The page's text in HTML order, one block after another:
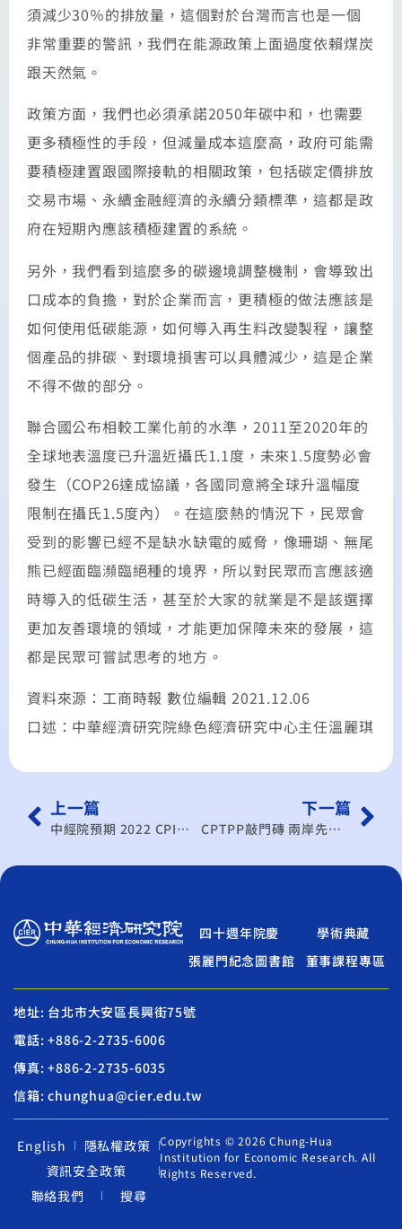
須減少30％的排放量，這個對於台灣而言也是一個
非常重要的警訊，我們在能源政策上面過度依賴煤炭
跟天然氣。
政策方面，我們也必須承諾2050年碳中和，也需要
更多積極性的手段，但減量成本這麼高，政府可能需
要積極建置跟國際接軌的相關政策，包括碳定價排放
交易市場、永續金融經濟的永續分類標準，這都是政
府在短期內應該積極建置的系統。
另外，我們看到這麼多的碳邊境調整機制，會導致出
口成本的負擔，對於企業而言，更積極的做法應該是
如何使用低碳能源，如何導入再生料改變製程，讓整
個產品的排碳、對環境損害可以具體減少，這是企業
不得不做的部分。
聯合國公布相較工業化前的水準，2011至2020年的
全球地表溫度已升溫近攝氏1.1度，未來1.5度勢必會
發生（COP26達成協議，各國同意將全球升溫幅度
限制在攝氏1.5度內）。在這麼熱的情況下，民眾會
受到的影響已經不是缺水缺電的威脅，像珊瑚、無尾
熊已經面臨瀕臨絕種的境界，所以對民眾而言應該適
時導入的低碳生活，甚至於大家的就業是不是該選擇
更加友善環境的領域，才能更加保障未來的發展，這
都是民眾可嘗試思考的地方。
資料來源：工商時報 數位編輯 2021.12.06
口述：中華經濟研究院綠色經濟研究中心主任溫麗琪
上一篇
中經院預期 2022 CPI低於2％
下一篇
CPTPP敲門磚 兩岸先後申請加入 誰會先進門?
四十週年院慶
學術典藏
張麗門紀念圖書館
董事課程專區
地址: 台北市大安區長興街75號
電話: +886-2-2735-6006
傳真: +886-2-2735-6035
信箱: chunghua@cier.edu.tw
English
隱私權政策
資訊安全政策
聯絡我們
搜尋
Copyrights © 2026 Chung-Hua
Institution for Economic Research. All
Rights Reserved.